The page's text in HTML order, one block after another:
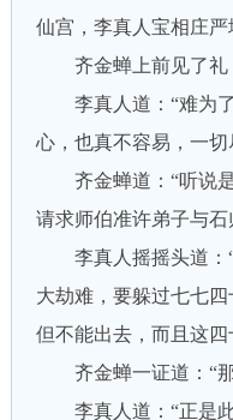
仙宫，李真人宝相庄严
齐金蝉上前见了礼
李真人道：“难为了
心，也真不容易，一
齐金蝉道：“听说是
请求师伯准许弟子与石
李真人摇摇头道：“
大劫难，要躲过七七
但不能出去，而且这
齐金蝉一证道：“那
李真人道：“正是此